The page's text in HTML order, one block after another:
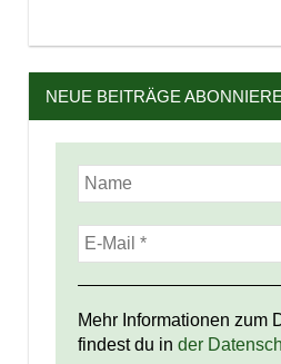
NEUE BEITRÄGE
Mehr Informationen zum
findest du in der